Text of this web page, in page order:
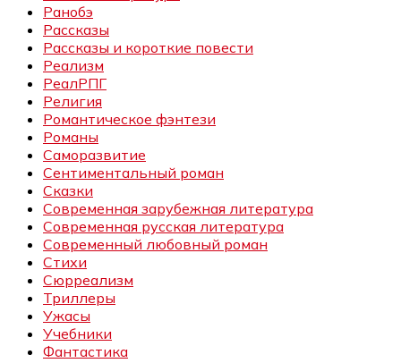
Ранобэ
Рассказы
Рассказы и короткие повести
Реализм
РеалРПГ
Религия
Романтическое фэнтези
Романы
Саморазвитие
Сентиментальный роман
Сказки
Современная зарубежная литература
Современная русская литература
Современный любовный роман
Стихи
Сюрреализм
Триллеры
Ужасы
Учебники
Фантастика